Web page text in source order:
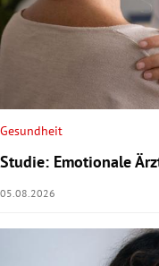
Gesundheit
Studie: Emotionale
05.08.2026